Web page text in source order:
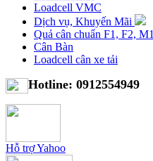
Loadcell VMC
Dịch vụ, Khuyến Mãi
Quả cân chuẩn F1, F2, M1
Cân Bàn
Loadcell cân xe tải
Hotline: 0912554949
Hỗ trợ Yahoo